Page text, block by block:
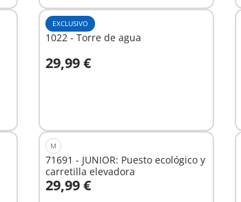
EXCLUSIVO
1022 - Torre de agua
29,99 €
A la cesta
M
71691 - JUNIOR: Puesto ecológico y
carretilla elevadora
29,99 €
A la cesta